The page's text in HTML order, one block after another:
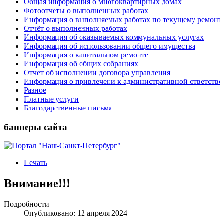
Фотоотчеты о выполненных работах
Информация о выполняемых работах по текущему
Отчёт о выполненных работах
Информация об оказываемых коммунальных услугах
Информация об использовании общего имущества
Информация о капитальном ремонте
Информация об общих собраниях
Отчет об исполнении договора управления
Информация о привлечени к административной
Разное
Платные услуги
Благодарственные письма
баннеры сайта
Печать
Внимание!!!
Подробности
Опубликовано: 12 апреля 2024